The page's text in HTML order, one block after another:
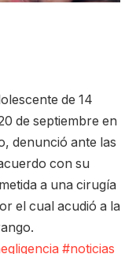
de 14
de septiembre en
denunció ante las
con su
a una cirugía
el cual acudió a la
#noticias